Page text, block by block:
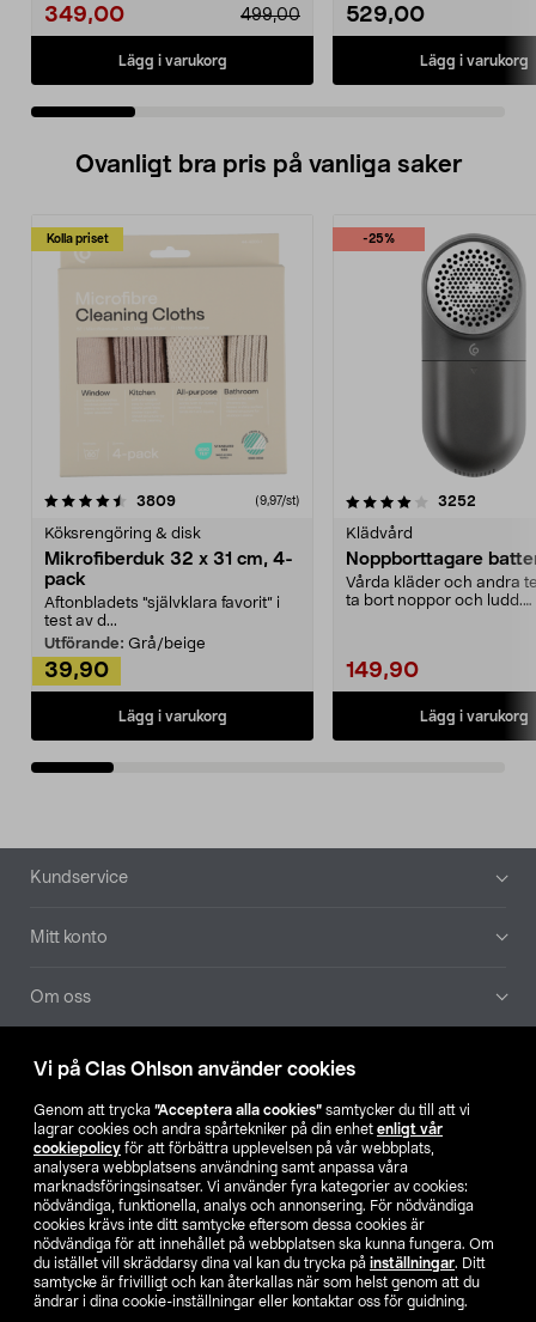
Vi på Clas Ohlson använder cookies
Genom att trycka ”Acceptera alla cookies” samtycker du till att vi
lagrar cookies och andra spårtekniker på din enhet enligt vår
cookiepolicy för att förbättra upplevelsen på vår webbplats,
analysera webbplatsens användning samt anpassa våra
marknadsföringsinsatser. Vi använder fyra kategorier av cookies:
nödvändiga, funktionella, analys och annonsering. För nödvändiga
cookies krävs inte ditt samtycke eftersom dessa cookies är
nödvändiga för att innehållet på webbplatsen ska kunna fungera. Om
du istället vill skräddarsy dina val kan du trycka på inställningar. Ditt
samtycke är frivilligt och kan återkallas när som helst genom att du
ändrar i dina cookie-inställningar eller kontaktar oss för guidning.
349,00 499,00
Lägg i varukorg
529,00
Lägg i varukorg
Ovanligt bra pris på vanliga saker
Kolla priset
3809recensioner (9,97/st)
Köksrengöring & disk
Mikrofiberduk 32 x 31 cm, 4-
pack
Aftonbladets "självklara favorit” i
test av d...
Utförande: Grå/beige
39,90
Lägg i varukorg
-25%
4.0av 5 stjärnor 3252
Klädvård
Noppborttagare
Vårda kläder och andra
ta bort noppor och ludd.
149,90
Lägg i varukorg
4.5av 5 stjärnor
Sidfot
Kundservice
Mitt konto
Om oss
Aktuellt
Våra bolag
Hitta butik
SE NO FI